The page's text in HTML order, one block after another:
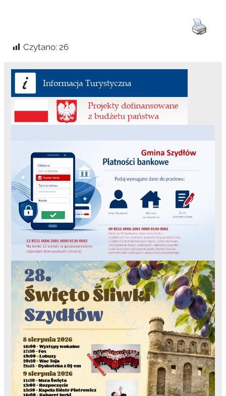
Czytano: 26